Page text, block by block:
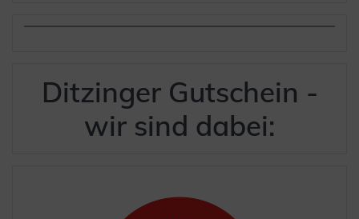
Ditzinger Gutschein -
wir sind dabei: